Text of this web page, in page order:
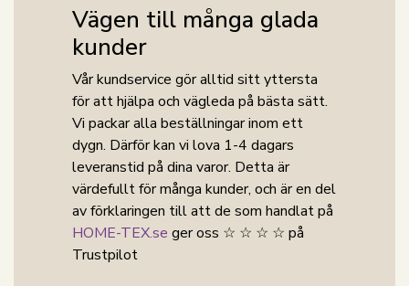
Vägen till många glada
kunder
Vår kundservice gör alltid sitt yttersta
för att hjälpa och vägleda på bästa sätt.
Vi packar alla beställningar inom ett
dygn. Därför kan vi lova 1-4 dagars
leveranstid på dina varor. Detta är
värdefullt för många kunder, och är en del
av förklaringen till att de som handlat på
HOME-TEX.se ger oss ☆ ☆ ☆ ☆ på
Trustpilot